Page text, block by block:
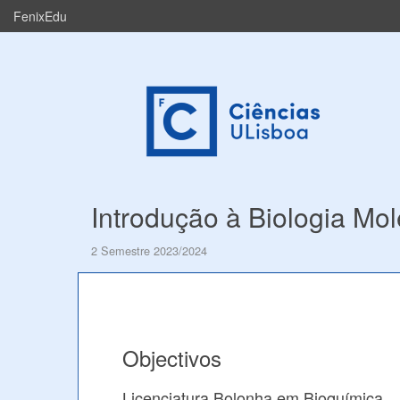
FenixEdu
Introdução à Biologia
2 Semestre 2023/2024
Objectivos